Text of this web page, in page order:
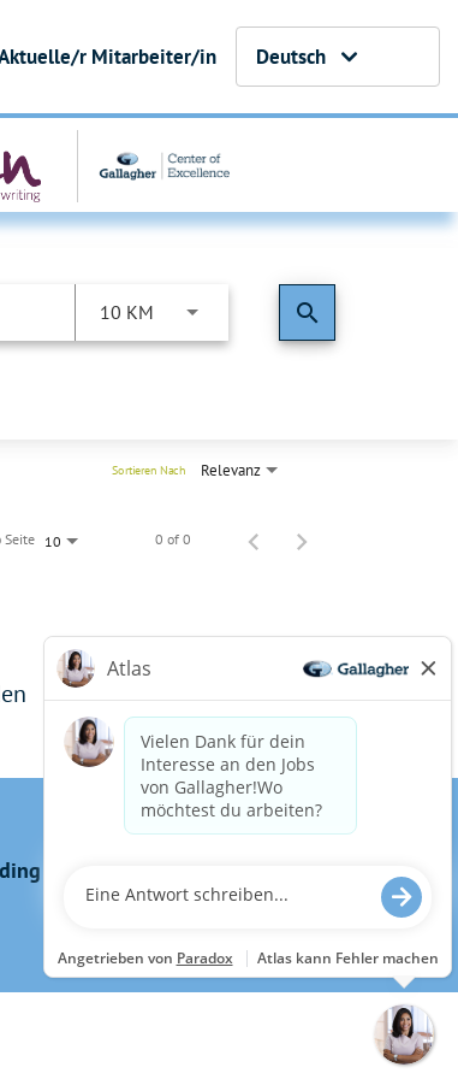
r Mitarbeiter/in Deutsch
10 KM search
Relevanz
Sortieren Nach
Seite 10 0 of 0
the use of this website?